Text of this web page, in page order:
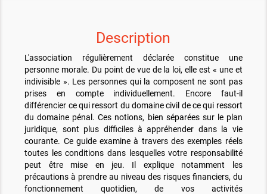
Description
L'association régulièrement déclarée constitue une
personne morale. Du point de vue de la loi, elle est « une et
indivisible ». Les personnes qui la composent ne sont pas
prises en compte individuellement. Encore faut-il
différencier ce qui ressort du domaine civil de ce qui ressort
du domaine pénal. Ces notions, bien séparées sur le plan
juridique, sont plus difficiles à appréhender dans la vie
courante. Ce guide examine à travers des exemples réels
toutes les conditions dans lesquelles votre responsabilité
peut être mise en jeu. Il explique notamment les
précautions à prendre au niveau des risques financiers, du
fonctionnement quotidien, de vos activités